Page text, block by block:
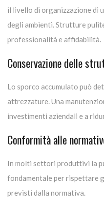
il livello di organizzazione di
degli ambienti. Strutture
professionalità e affidabilità.
Conservazione delle
Lo sporco accumulato può
attrezzature. Una
investimenti aziendali e a
Conformità alle
In molti settori produttivi la
fondamentale per rispettare
previsti dalla normativa.